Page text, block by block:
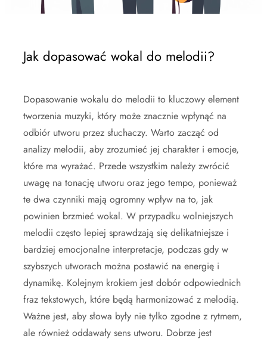
Jak dopasować wokal do melodii?
Dopasowanie wokalu do melodii to kluczowy element
tworzenia muzyki, który może znacznie wpłynąć na
odbiór utworu przez słuchaczy. Warto zacząć od
analizy melodii, aby zrozumieć jej charakter i emocje,
które ma wyrażać. Przede wszystkim należy zwrócić
uwagę na tonację utworu oraz jego tempo, ponieważ
te dwa czynniki mają ogromny wpływ na to, jak
powinien brzmieć wokal. W przypadku wolniejszych
melodii często lepiej sprawdzają się delikatniejsze i
bardziej emocjonalne interpretacje, podczas gdy w
szybszych utworach można postawić na energię i
dynamikę. Kolejnym krokiem jest dobór odpowiednich
fraz tekstowych, które będą harmonizować z melodią.
Ważne jest, aby słowa były nie tylko zgodne z rytmem,
ale również oddawały sens utworu. Dobrze jest